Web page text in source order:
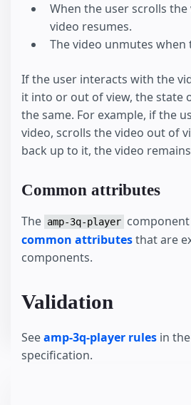
When the user scrolls
video resumes.
The video unmutes when
If the user interacts with the
it into or out of view, the state
the same. For example, if the
video, scrolls the video out of
back up to it, the video
Common attributes
The amp-3q-player
common attributesthat are
components.
Validation
Seeamp-3q-player rules in
specification.